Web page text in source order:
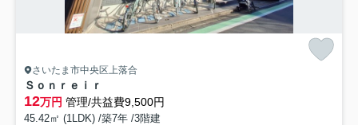
さいたま市中央区上落合
Ｓｏｎｒｅｉｒ
12万円 管理/共益費9,500円
45.42㎡ (1LDK) /築7年 /3階建